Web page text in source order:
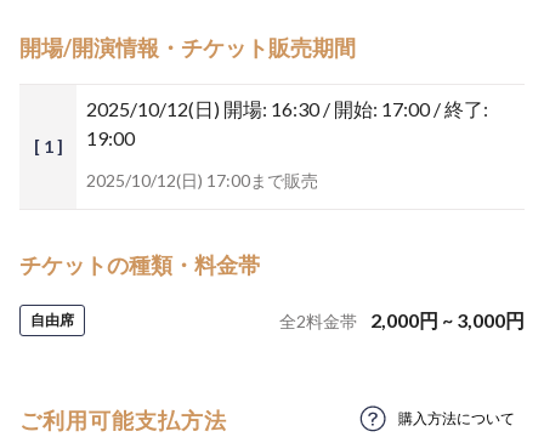
開場/開演情報・チケット販売期間
[ 1 ]
2025/10/12(日) 開場: 16:30 / 開始: 17:00 / 終了:
19:00
2025/10/12(日) 17:00まで販売
チケットの種類・料金帯
自由席 全2料金帯 2,000円 ~ 3,000円
ご利用可能支払方法 購入方法について